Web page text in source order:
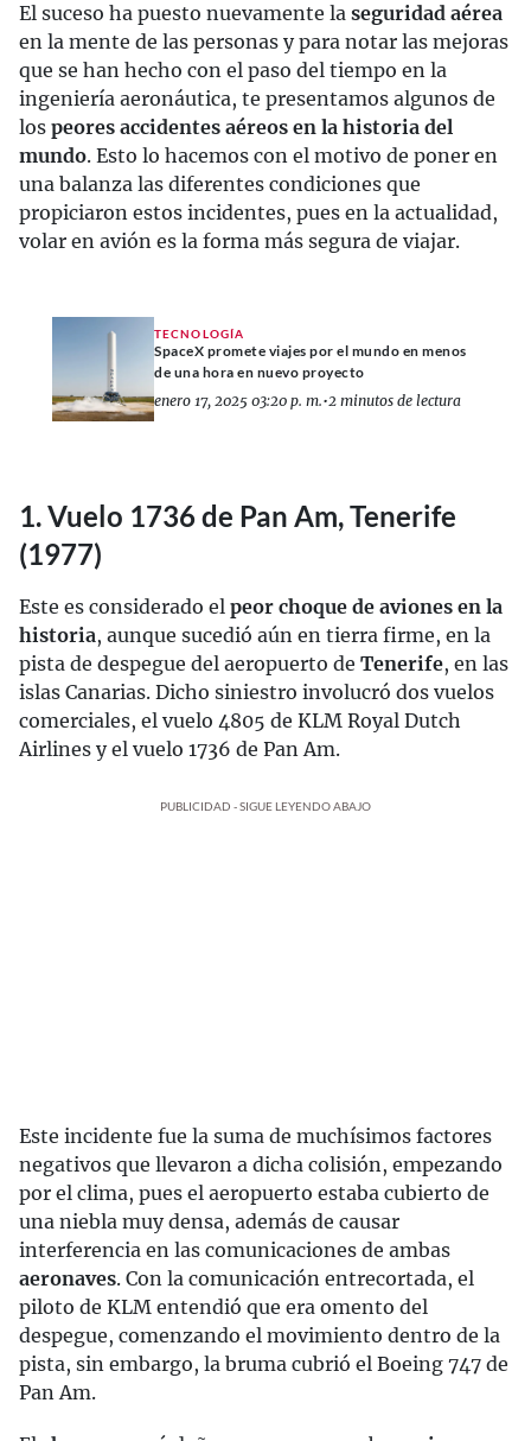
El suceso ha puesto nuevamente la seguridad aérea
en la mente de las personas y para notar las mejoras
que se han hecho con el paso del tiempo en la
ingeniería aeronáutica, te presentamos algunos de
los peores accidentes aéreos en la historia del
mundo. Esto lo hacemos con el motivo de poner en
una balanza las diferentes condiciones que
propiciaron estos incidentes, pues en la actualidad,
volar en avión es la forma más segura de viajar.
TECNOLOGÍA
SpaceX promete viajes por el mundo en menos
de una hora en nuevo proyecto
enero 17, 2025 03:20 p. m.•2 minutos de lectura
1. Vuelo 1736 de Pan Am, Tenerife
(1977)
Este es considerado el peor choque de aviones en la
historia, aunque sucedió aún en tierra firme, en la
pista de despegue del aeropuerto de Tenerife, en las
islas Canarias. Dicho siniestro involucró dos vuelos
comerciales, el vuelo 4805 de KLM Royal Dutch
Airlines y el vuelo 1736 de Pan Am.
PUBLICIDAD - SIGUE LEYENDO ABAJO
Este incidente fue la suma de muchísimos factores
negativos que llevaron a dicha colisión, empezando
por el clima, pues el aeropuerto estaba cubierto de
una niebla muy densa, además de causar
interferencia en las comunicaciones de ambas
aeronaves. Con la comunicación entrecortada, el
piloto de KLM entendió que era omento del
despegue, comenzando el movimiento dentro de la
pista, sin embargo, la bruma cubrió el Boeing 747 de
Pan Am.